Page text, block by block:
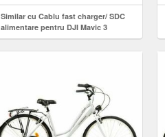
Similar cu Cablu fast charger/ SDC
alimentare pentru DJI Mavic 3